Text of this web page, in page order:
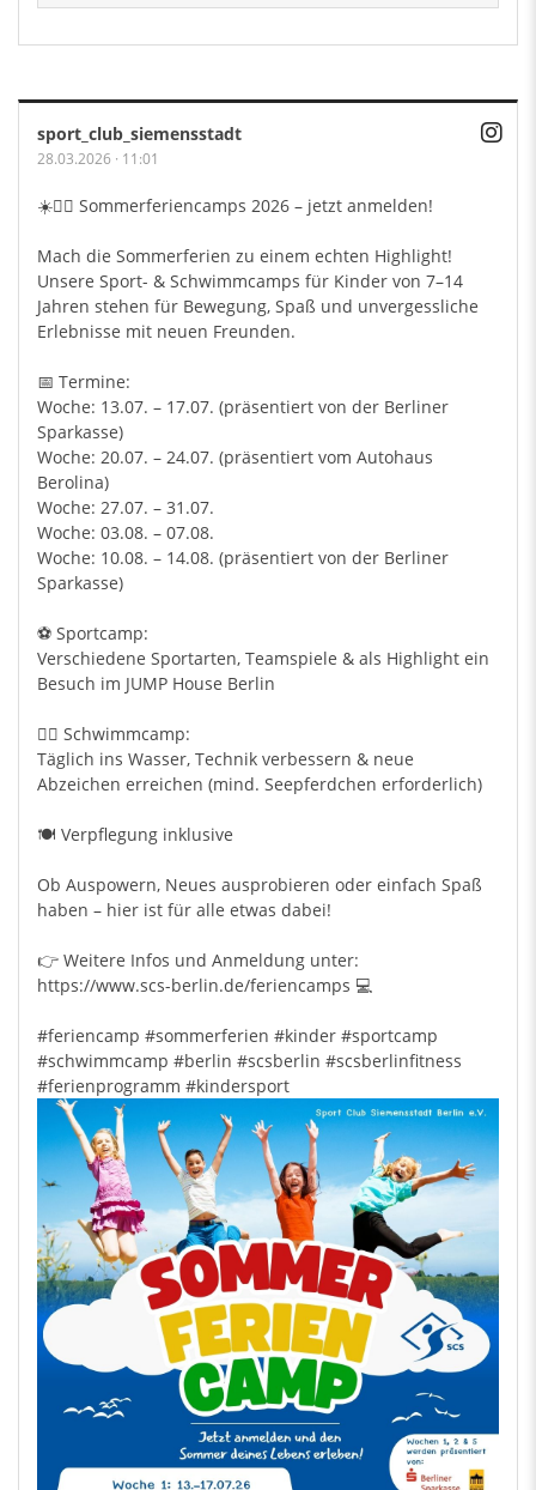
sport_club_siemensstadt
28.03.2026 · 11:01
☀️🏃‍♂️ Sommerferiencamps 2026 – jetzt anmelden!
Mach die Sommerferien zu einem echten Highlight!
Unsere Sport- & Schwimmcamps für Kinder von 7–14
Jahren stehen für Bewegung, Spaß und unvergessliche
Erlebnisse mit neuen Freunden.
📅 Termine:
Woche: 13.07. – 17.07. (präsentiert von der Berliner
Sparkasse)
Woche: 20.07. – 24.07. (präsentiert vom Autohaus
Berolina)
Woche: 27.07. – 31.07.
Woche: 03.08. – 07.08.
Woche: 10.08. – 14.08. (präsentiert von der Berliner
Sparkasse)
⚽ Sportcamp:
Verschiedene Sportarten, Teamspiele & als Highlight ein
Besuch im JUMP House Berlin
🏊‍♂️ Schwimmcamp:
Täglich ins Wasser, Technik verbessern & neue
Abzeichen erreichen (mind. Seepferdchen erforderlich)
🍽️ Verpflegung inklusive
Ob Auspowern, Neues ausprobieren oder einfach Spaß
haben – hier ist für alle etwas dabei!
👉 Weitere Infos und Anmeldung unter:
https://www.scs-berlin.de/feriencamps 💻
#feriencamp #sommerferien #kinder #sportcamp
#schwimmcamp #berlin #scsberlin #scsberlinfitness
#ferienprogramm #kindersport